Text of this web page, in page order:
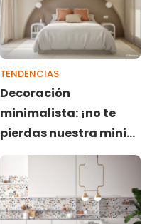
TENDENCIAS
Decoración
minimalista: ¡no te
pierdas nuestra mini
guía!